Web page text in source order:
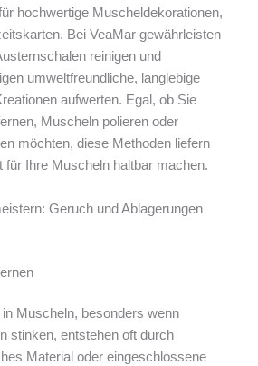
hochwertige Muscheldekorationen,
Bei VeaMar gewährleisten
reinigen und
umweltfreundliche, langlebige
aufwerten. Egal, ob Sie
Muscheln polieren oder
möchten, diese Methoden liefern
für Ihre Muscheln haltbar machen.
Geruch und Ablagerungen
Muscheln, besonders wenn
stinken, entstehen oft durch
Material oder eingeschlossene